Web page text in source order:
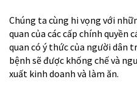
Chúng ta cùng hi vọng với
quan của các cấp chính quyền
quan có ý thức của người dân
bệnh sẽ được khống chế và
xuất kinh doanh và làm ăn.